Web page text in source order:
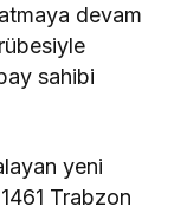
devam
sahibi
yeni
Trabzon